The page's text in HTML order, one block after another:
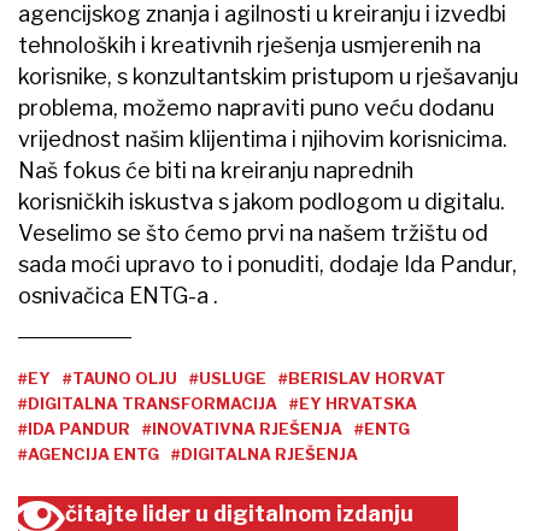
agencijskog znanja i agilnosti u kreiranju i izvedbi
tehnoloških i kreativnih rješenja usmjerenih na
korisnike, s konzultantskim pristupom u rješavanju
problema, možemo napraviti puno veću dodanu
vrijednost našim klijentima i njihovim korisnicima.
Naš fokus će biti na kreiranju naprednih
korisničkih iskustva s jakom podlogom u digitalu.
Veselimo se što ćemo prvi na našem tržištu od
sada moći upravo to i ponuditi, dodaje Ida Pandur,
osnivačica ENTG-a .
#EY #TAUNO OLJU #USLUGE
#BERISLAV HORVAT
#DIGITALNA TRANSFORMACIJA
#EY HRVATSKA
#IDA PANDUR
#INOVATIVNA RJEŠENJA
#ENTG
#AGENCIJA ENTG
#DIGITALNA RJEŠENJA
čitajte lider u digitalnom izdanju